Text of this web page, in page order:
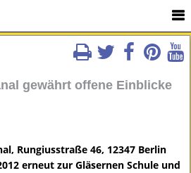
gewährt offene Einblicke
Rungiusstraße 46, 12347 Berlin
erneut zur Gläsernen Schule und